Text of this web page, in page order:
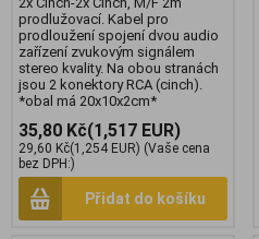
prodlužovací. Kabel pro
prodloužení spojení dvou audio
zařízení zvukovým signálem
stereo kvality. Na obou stranách
jsou 2 konektory RCA (cinch).
*obal má 20x10x2cm*
35,80 Kč(1,517 EUR)
29,60 Kč(1,254 EUR) (Vaše cena
bez DPH:)
Přidat do košíku